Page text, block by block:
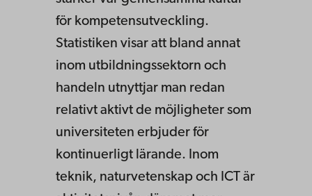
för kompetensutveckling.
Statistiken visar att bland annat
inom utbildningssektorn och
handeln utnyttjar man redan
relativt aktivt de möjligheter som
universiteten erbjuder för
kontinuerligt lärande. Inom
teknik, naturvetenskap och ICT är